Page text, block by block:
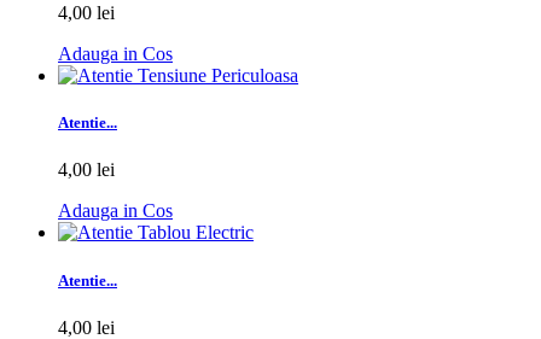
4,00 lei
Adauga in Cos
Atentie...
4,00 lei
Adauga in Cos
Atentie...
4,00 lei